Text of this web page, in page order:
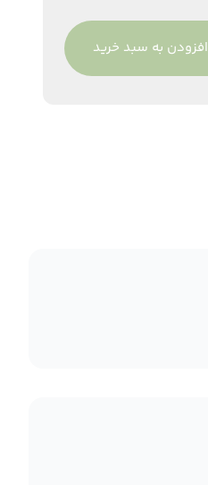
افزودن به سبد خرید